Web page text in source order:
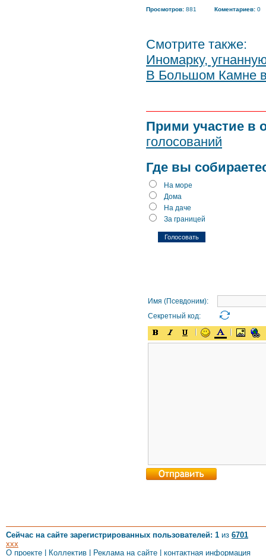
Просмотров: 881 Коментариев: 0
Смотрите также:
Иномарку,
В Большом Камне
Прими участие в
голосований
Где вы
На море
Дома
На даче
За границей
Имя (Псевдоним):
Секретный код:
Сейчас на сайте зарегистрированных пользователей: 1 из 6701
xxx
О проекте
Коллектив Реклама на сайте контактная информация